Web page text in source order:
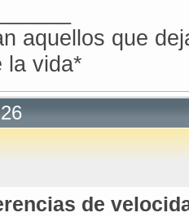
aquellos que
la vida*
de